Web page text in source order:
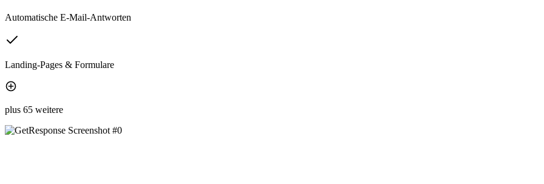
Automatische E-Mail-Antworten
Landing-Pages & Formulare
plus 65 weitere